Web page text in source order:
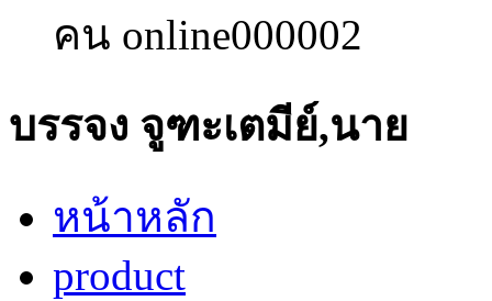
คน online000002
บรรจง จูฑะเตมีย์,นาย
หน้าหลัก
product